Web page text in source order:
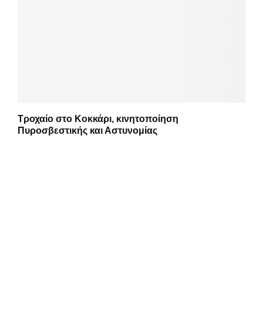
Τροχαίο στο Κοκκάρι, κινητοποίηση
Πυροσβεστικής και Αστυνομίας